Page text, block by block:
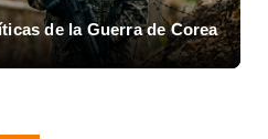
Asalto al Cuartel Moncada en